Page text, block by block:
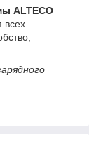
ALTECO
всех